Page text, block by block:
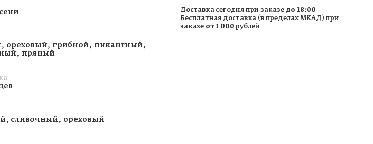
Доставка сегодня при заказе до 18:00
Бесплатная доставка (в пределах МКАД) при
заказе от 3 000 рублей
ореховый, грибной, пикантный,
пряный
сливочный, ореховый